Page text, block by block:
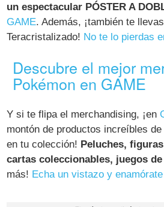
un espectacular PÓSTER A
GAME. Además, ¡también te
Teracristalizado! No te lo pierdas
Descubre el mejor
Pokémon en GAME
Y si te flipa el merchandising, ¡en
montón de productos increíbles
en tu colección! Peluches,
cartas coleccionables, juegos
más! Echa un vistazo y